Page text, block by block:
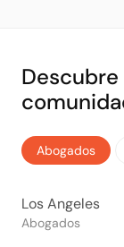
Abogados
Los Angeles
Abogados